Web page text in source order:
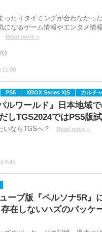
ったりタイミングが合わなかっ
になるゲーム情報やエンタメ情
Read more »
11:00
PS5 XBOX Series X|S カルチ
ルワールド』日本地域
しTGS2024ではPS5版
いならTGSへ？ Read more »
9:45
ーブ版『ペルソナ5R』
在しないハズのパッケ